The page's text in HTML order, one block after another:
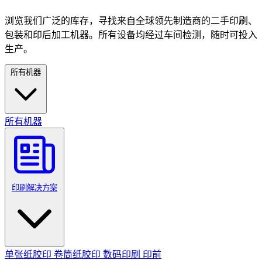
浏览我们广泛的库存，寻找来自全球领先制造商的二手印刷、
包装和印后加工机器。所有设备均经过车间检测，随时可投入
生产。
所有机器
所有机器
印刷解决方案
单张纸胶印 卷筒纸胶印 数码印刷 印前